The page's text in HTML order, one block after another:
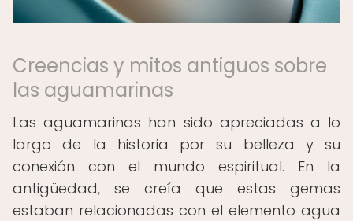
Creencias y mitos antiguos sobre
las aguamarinas
Las aguamarinas han sido apreciadas a lo
largo de la historia por su belleza y su
conexión con el mundo espiritual. En la
antigüedad, se creía que estas gemas
estaban relacionadas con el elemento agua